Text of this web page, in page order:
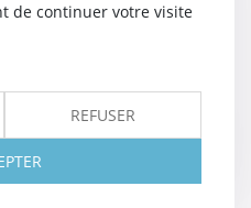
traitées informatiquement par SELARL
qui peut en découler.
de continuer votre visite
REFUSER